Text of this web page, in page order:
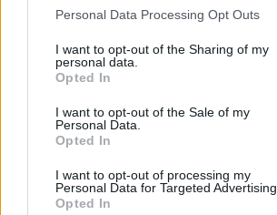
Personal Data Processing Opt Outs
I want to opt-out of the Sharing of my
personal data.
Opted In
I want to opt-out of the Sale of my
Personal Data.
Opted In
I want to opt-out of processing my
Personal Data for Targeted Advertising.
Opted In
Κατηγορία Επικαιρότητα